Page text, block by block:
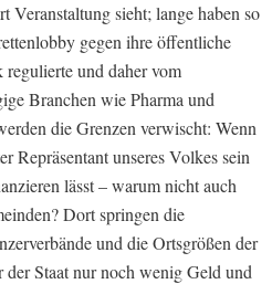
Veranstaltung sieht; lange haben so
gegen ihre öffentliche
und daher vom
Branchen wie Pharma und
die Grenzen verwischt: Wenn
Repräsentant unseres Volkes sein
lässt – warum nicht auch
Dort springen die
und die Ortsgrößen der
Staat nur noch wenig Geld und